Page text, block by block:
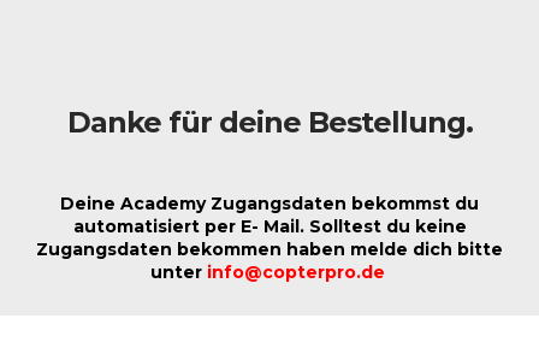
Danke für deine Bestellung.
Deine Academy Zugangsdaten bekommst du
automatisiert per E- Mail. Solltest du keine
Zugangsdaten bekommen haben melde dich bitte
unter info@copterpro.de